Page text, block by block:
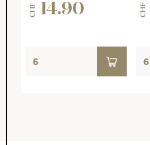
CHF 14.90 CHF